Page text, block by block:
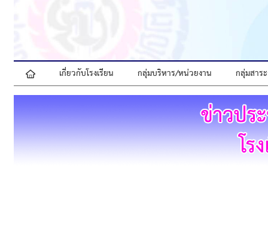
 เกี่ยวกับโรงเรียน กลุ่มบริหาร/หน่วยงาน กลุ่มสาร